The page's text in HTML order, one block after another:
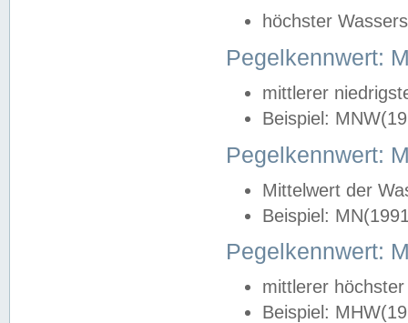
höchster
Pegelkennwert:
mittlerer
Beispiel:
Pegelkennwert:
Mittelwert der
Beispiel:
Pegelkennwert:
mittlerer
Beispiel: